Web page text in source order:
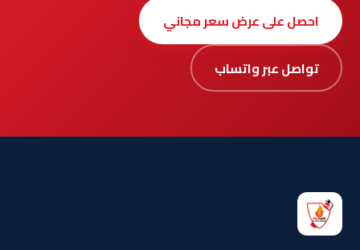
احصل على عرض سعر مجاني
تواصل عبر واتساب